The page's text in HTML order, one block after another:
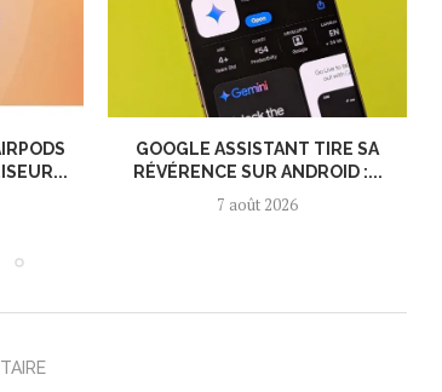
GOOGLE ASSISTANT TIRE SA
RÉVÉRENCE SUR ANDROID :...
7 août 2026